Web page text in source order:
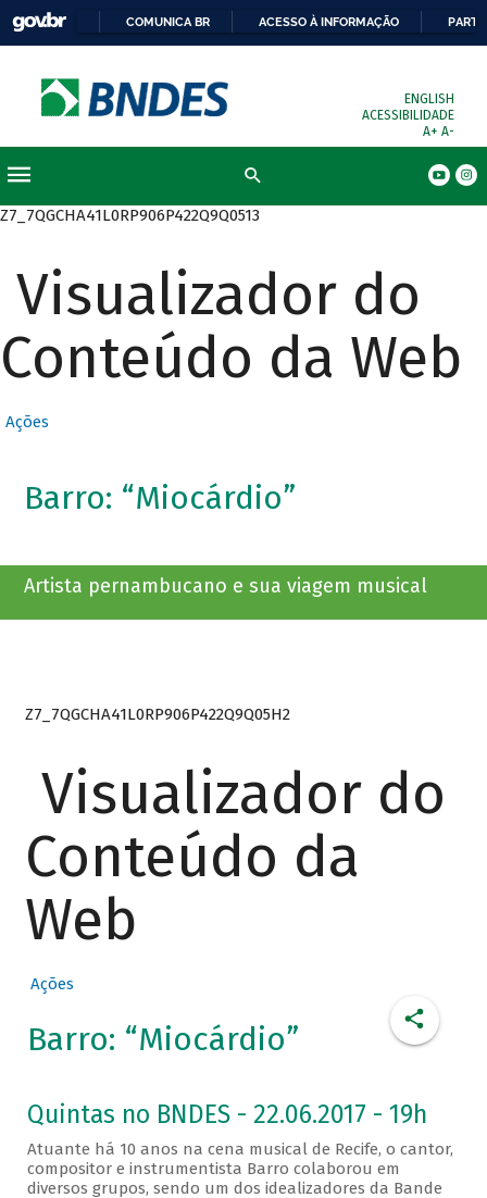
COMUNICA BR ACESSO À INFORMAÇÃO
ENGLISH
ACESSIBILIDADE
A+ A-
Z7_7QGCHA41L0RP906P422Q9Q0513
Visualizador do
Conteúdo da Web
Ações
Barro: “Miocárdio”
Artista pernambucano e sua viagem musical
Z7_7QGCHA41L0RP906P422Q9Q05H2
Visualizador do
Conteúdo da
Web
Ações
Barro: “Miocárdio”
Quintas no BNDES - 22.06.2017 - 19h
Atuante há 10 anos na cena musical de Recife, o cantor,
compositor e instrumentista Barro colaborou em
diversos grupos, sendo um dos idealizadores da Bande